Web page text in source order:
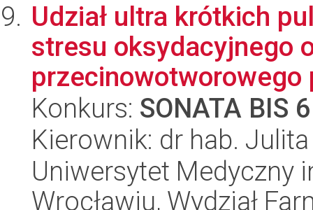
Udział ultra krótkich
stresu oksydacyjnego
przecinowotworowego
Konkurs: SONATA BIS 6
Kierownik: dr hab.
Uniwersytet Medyczny
Wrocławiu, Wydział